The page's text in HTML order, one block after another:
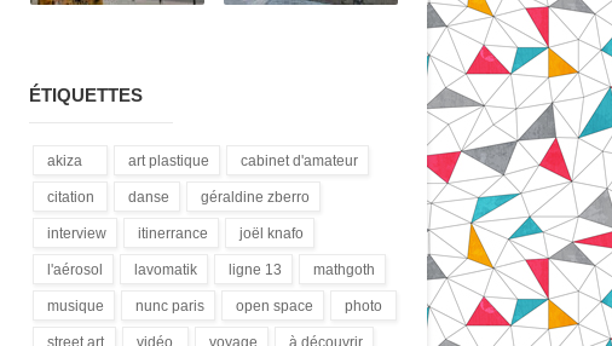
ÉTIQUETTES
akiza
(21)
art plastique
(28)
cabinet d'amateur
(12)
citation
(18)
danse
(1)
géraldine zberro
interview
(15)
itinerrance
(16)
joël knafo
(3)
l'aérosol
(14)
lavomatik
(31)
ligne 13
(4)
mathgoth
(24)
musique
(13)
nunc paris
(5)
open space
(1)
photo
(3)
street art vidéo voyage à découvrir